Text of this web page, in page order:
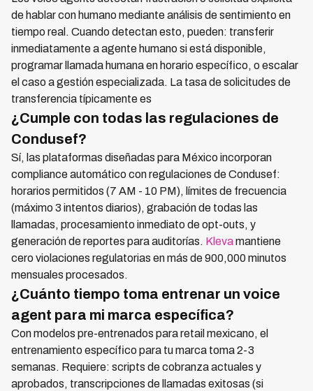
de hablar con humano mediante análisis de sentimiento en
tiempo real. Cuando detectan esto, pueden: transferir
inmediatamente a agente humano si está disponible,
programar llamada humana en horario específico, o escalar
el caso a gestión especializada. La tasa de solicitudes de
transferencia típicamente es
¿Cumple con todas las regulaciones de
Condusef?
Sí, las plataformas diseñadas para México incorporan
compliance automático con regulaciones de Condusef:
horarios permitidos (7 AM - 10 PM), límites de frecuencia
(máximo 3 intentos diarios), grabación de todas las
llamadas, procesamiento inmediato de opt-outs, y
generación de reportes para auditorías. Klevamantiene
cero violaciones regulatorias en más de 900,000 minutos
mensuales procesados.
¿Cuánto tiempo toma entrenar un voice
agent para mi marca específica?
Con modelos pre-entrenados para retail mexicano, el
entrenamiento específico para tu marca toma 2-3
semanas. Requiere: scripts de cobranza actuales y
aprobados, transcripciones de llamadas exitosas (si